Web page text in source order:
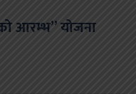
आरम्भ” योजना